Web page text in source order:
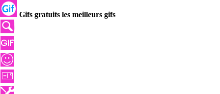
Gifs gratuits les meilleurs gifs